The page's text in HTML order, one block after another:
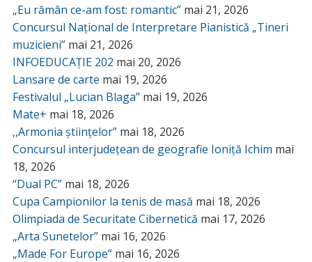
„Eu rămân ce-am fost: romantic” mai 21, 2026
Concursul Național de Interpretare Pianistică „Tineri
muzicieni” mai 21, 2026
INFOEDUCAȚIE 202 mai 20, 2026
Lansare de carte mai 19, 2026
Festivalul „Lucian Blaga” mai 19, 2026
Mate+ mai 18, 2026
,,Armonia științelor” mai 18, 2026
Concursul interjudețean de geografie Ioniță Ichim mai
18, 2026
“Dual PC” mai 18, 2026
Cupa Campionilor la tenis de masă mai 18, 2026
Olimpiada de Securitate Cibernetică mai 17, 2026
„Arta Sunetelor” mai 16, 2026
„Made For Europe” mai 16, 2026